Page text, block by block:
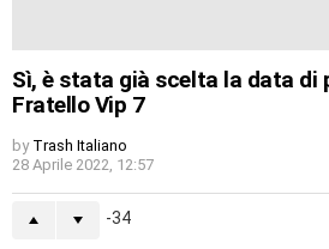
Sì, è stata già scelta la data di
Fratello Vip 7
by Trash Italiano
28 Aprile 2022, 12:57
-34